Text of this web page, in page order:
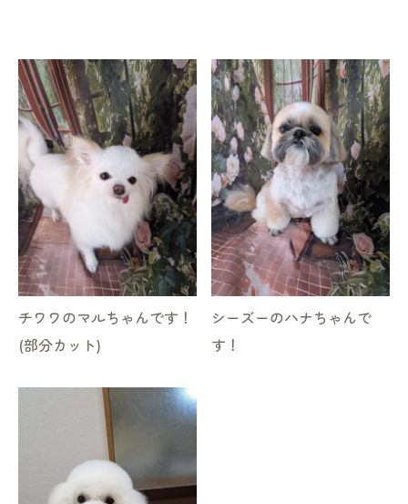
チワワのマルちゃんです！
(部分カット)
シーズーのハナちゃんで
す！